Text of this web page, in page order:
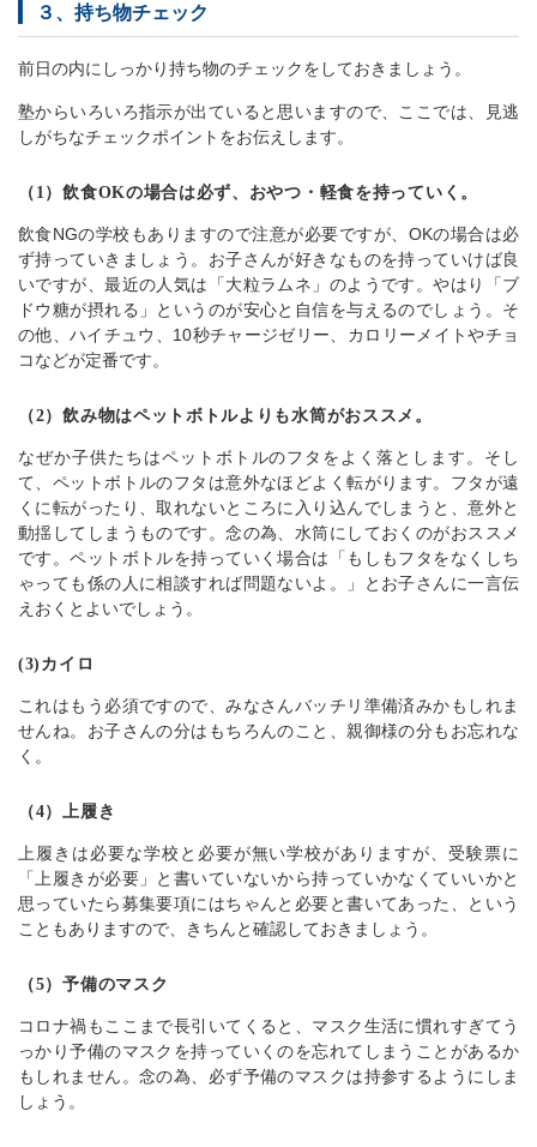
３、持ち物チェック
前日の内にしっかり持ち物のチェックをしておきましょう。
塾からいろいろ指示が出ていると思いますので、ここでは、見逃
しがちなチェックポイントをお伝えします。
（1）飲食OKの場合は必ず、おやつ・軽食を持っていく。
飲食NGの学校もありますので注意が必要ですが、OKの場合は必
ず持っていきましょう。お子さんが好きなものを持っていけば良
いですが、最近の人気は「大粒ラムネ」のようです。やはり「ブ
ドウ糖が摂れる」というのが安心と自信を与えるのでしょう。そ
の他、ハイチュウ、10秒チャージゼリー、カロリーメイトやチョ
コなどが定番です。
（2）飲み物はペットボトルよりも水筒がおススメ。
なぜか子供たちはペットボトルのフタをよく落とします。そし
て、ペットボトルのフタは意外なほどよく転がります。フタが遠
くに転がったり、取れないところに入り込んでしまうと、意外と
動揺してしまうものです。念の為、水筒にしておくのがおススメ
です。ペットボトルを持っていく場合は「もしもフタをなくしち
ゃっても係の人に相談すれば問題ないよ。」とお子さんに一言伝
えおくとよいでしょう。
(3)カイロ
これはもう必須ですので、みなさんバッチリ準備済みかもしれま
せんね。お子さんの分はもちろんのこと、親御様の分もお忘れな
く。
（4）上履き
上履きは必要な学校と必要が無い学校がありますが、受験票に
「上履きが必要」と書いていないから持っていかなくていいかと
思っていたら募集要項にはちゃんと必要と書いてあった、という
こともありますので、きちんと確認しておきましょう。
（5）予備のマスク
コロナ禍もここまで長引いてくると、マスク生活に慣れすぎてう
っかり予備のマスクを持っていくのを忘れてしまうことがあるか
もしれません。念の為、必ず予備のマスクは持参するようにしま
しょう。